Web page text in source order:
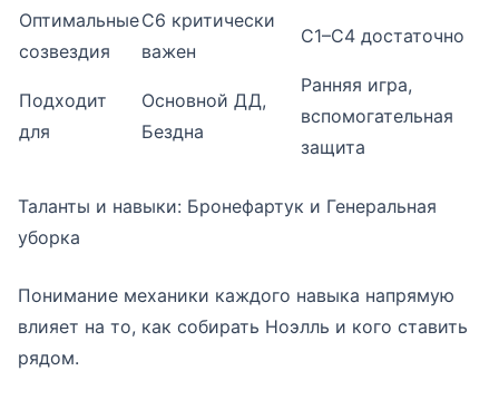
Оптимальные
созвездия
С6 критически
важен
С1–С4 достаточно
Подходит
для
Основной ДД,
Бездна
Ранняя игра,
вспомогательная
защита
Таланты и навыки: Бронефартук и Генеральная
уборка
Понимание механики каждого навыка напрямую
влияет на то, как собирать Ноэлль и кого ставить
рядом.